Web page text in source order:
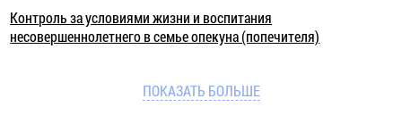
Контроль за условиями жизни и воспитания
несовершеннолетнего в семье опекуна (попечителя)
ПОКАЗАТЬ БОЛЬШЕ